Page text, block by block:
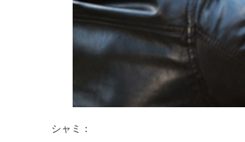
シャミ：